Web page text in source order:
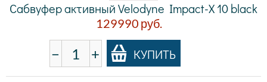
Сабвуфер активный Velodyne Impact-X 10 black
129990 руб.
− + КУПИТЬ